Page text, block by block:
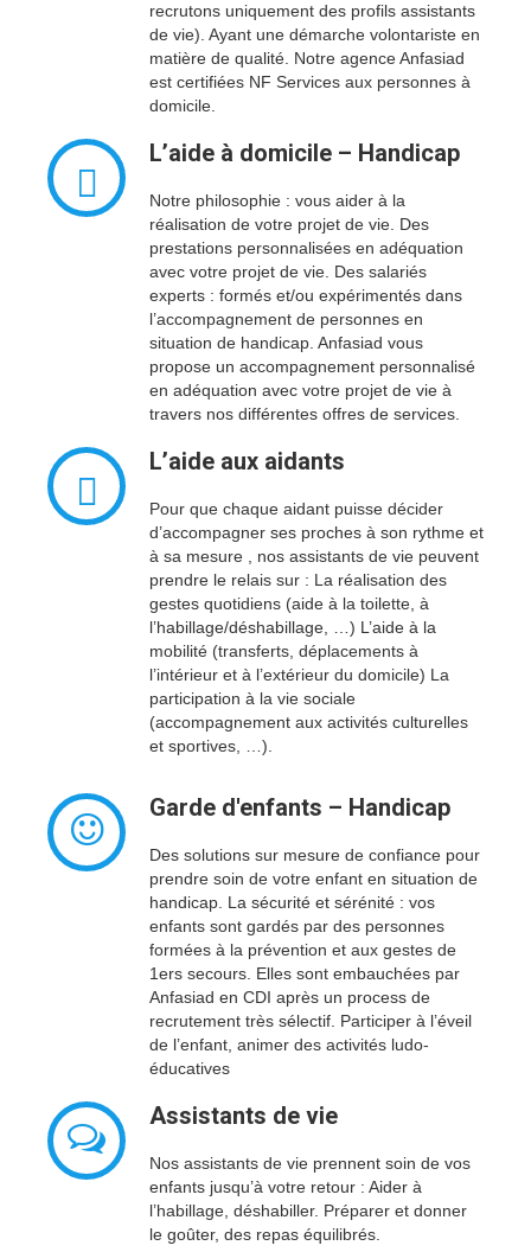
recrutons uniquement des profils assistants
de vie). Ayant une démarche volontariste en
matière de qualité. Notre agence Anfasiad
est certifiées NF Services aux personnes à
domicile.
L’aide à domicile – Handicap
Notre philosophie : vous aider à la
réalisation de votre projet de vie. Des
prestations personnalisées en adéquation
avec votre projet de vie. Des salariés
experts : formés et/ou expérimentés dans
l’accompagnement de personnes en
situation de handicap. Anfasiad vous
propose un accompagnement personnalisé
en adéquation avec votre projet de vie à
travers nos différentes offres de services.
L’aide aux aidants
Pour que chaque aidant puisse décider
d’accompagner ses proches à son rythme et
à sa mesure , nos assistants de vie peuvent
prendre le relais sur : La réalisation des
gestes quotidiens (aide à la toilette, à
l’habillage/déshabillage, …) L’aide à la
mobilité (transferts, déplacements à
l’intérieur et à l’extérieur du domicile) La
participation à la vie sociale
(accompagnement aux activités culturelles
et sportives, …).
Garde d'enfants – Handicap
Des solutions sur mesure de confiance pour
prendre soin de votre enfant en situation de
handicap. La sécurité et sérénité : vos
enfants sont gardés par des personnes
formées à la prévention et aux gestes de
1ers secours. Elles sont embauchées par
Anfasiad en CDI après un process de
recrutement très sélectif. Participer à l’éveil
de l’enfant, animer des activités ludo-
éducatives
Assistants de vie
Nos assistants de vie prennent soin de vos
enfants jusqu’à votre retour : Aider à
l’habillage, déshabiller. Préparer et donner
le goûter, des repas équilibrés.